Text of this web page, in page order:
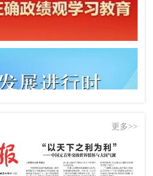
更多>>